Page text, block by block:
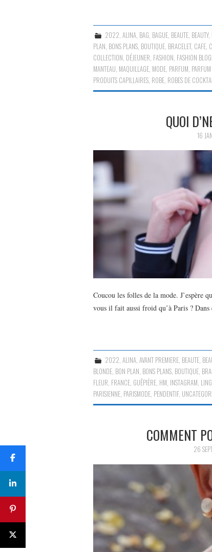
2022 ,ALINA BAG BAGUE BEAUTE BEAUTY,
PLAN BONS PLANS BOUTIQUE BRACELET, CAFE
COLLECTION DÉJEUNER FASHION FASHION
MANTEAU MAQUILLAGE MODE PARFUM
PRODUITS CAPILLAIRES ROBE ROBES DE
QUOI
16
Coucou les folles de la mode. J’espère
vous il fait aussi froid qu’à Paris ?
2022,ALINA,AVANT PREMIERE, BEAUTE,
BLONDE, BON PLAN, BONS PLANS, BOUTIQUE,
FLEUR, FRANCE, GUÊPIÈRE, HM, INSTAGRAM,
PARISIENNE, PARISMODE, PENDENTIF,
COMMENT
26